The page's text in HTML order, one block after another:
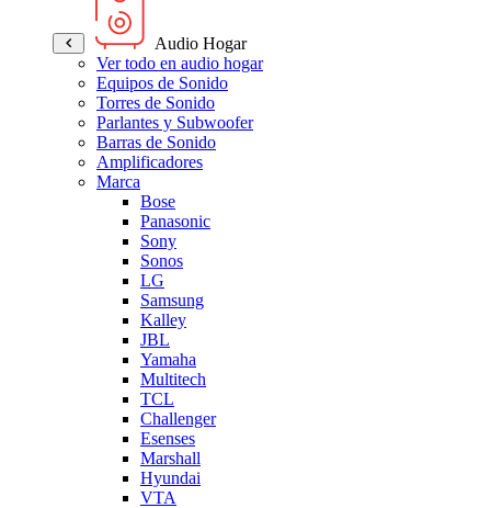
Audio Hogar
Ver todo en audio hogar
Equipos de Sonido
Torres de Sonido
Parlantes y Subwoofer
Barras de Sonido
Amplificadores
Marca
Bose
Panasonic
Sony
Sonos
LG
Samsung
Kalley
JBL
Yamaha
Multitech
TCL
Challenger
Esenses
Marshall
Hyundai
VTA